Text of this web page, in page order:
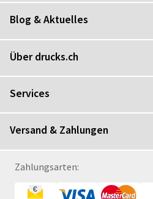
Blog & Aktuelles
Über drucks.ch
Services
Versand & Zahlungen
Zahlungsarten: